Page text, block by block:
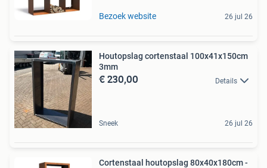
Bezoek website 26 jul 26
Houtopslag cortenstaal 100x41x150cm
3mm
€ 230,00 Details
Sneek 26 jul 26
Cortenstaal houtopslag 80x40x180cm -